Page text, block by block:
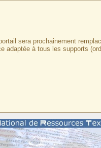
sera prochainement
adaptée à tous les supports